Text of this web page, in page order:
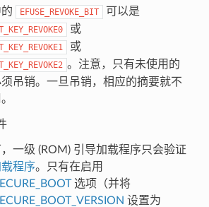
EFUSE_REVOKE_BIT 可以是
或
或
。注意，只有未使用的
吊销。一旦吊销，相应的摘要就不
一级 (ROM) 引导加载程序只会验证
程序。只有在启用
选项（并将
设置为